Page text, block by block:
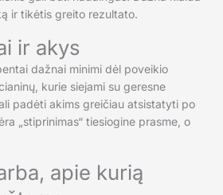
ir tikėtis greito rezultato.
ir akys
dažnai minimi dėl poveikio
kurie siejami su geresne
padėti akims greičiau atsistatyti po
„stiprinimas“ tiesiogine prasme, o
apie kurią